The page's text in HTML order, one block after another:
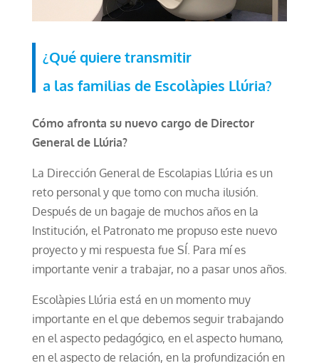
¿Qué quiere transmitir
a las familias de Escolàpies Llúria?
Cómo afronta su nuevo cargo de Director
General de Llúria?
La Dirección General de Escolapias Llúria es un
reto personal y que tomo con mucha ilusión.
Después de un bagaje de muchos años en la
Institución, el Patronato me propuso este nuevo
proyecto y mi respuesta fue SÍ. Para mí es
importante venir a trabajar, no a pasar unos años.
Escolàpies Llúria está en un momento muy
importante en el que debemos seguir trabajando
en el aspecto pedagógico, en el aspecto humano,
en el aspecto de relación, en la profundización en